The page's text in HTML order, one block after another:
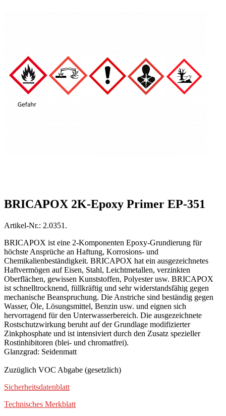
BRICAPOX 2K-Epoxy Primer EP-351
Artikel-Nr.: 2.0351.
BRICAPOX ist eine 2-Komponenten Epoxy-Grundierung für
höchste Ansprüche an Haftung, Korrosions- und
Chemikalienbeständigkeit. BRICAPOX hat ein ausgezeichnetes
Haftvermögen auf Eisen, Stahl, Leichtmetallen, verzinkten
Oberflächen, gewissen Kunststoffen, Polyester usw. BRICAPOX
ist schnelltrocknend, füllkräftig und sehr widerstandsfähig gegen
mechanische Beanspruchung. Die Anstriche sind beständig gegen
Wasser, Öle, Lösungsmittel, Benzin usw. und eignen sich
hervorragend für den Unterwasserbereich. Die ausgezeichnete
Rostschutzwirkung beruht auf der Grundlage modifizierter
Zinkphosphate und ist intensiviert durch den Zusatz spezieller
Rostinhibitoren (blei- und chromatfrei).
Glanzgrad: Seidenmatt
Zuzüglich VOC Abgabe (gesetzlich)
Sicherheitsdatenblatt
Technisches Merkblatt